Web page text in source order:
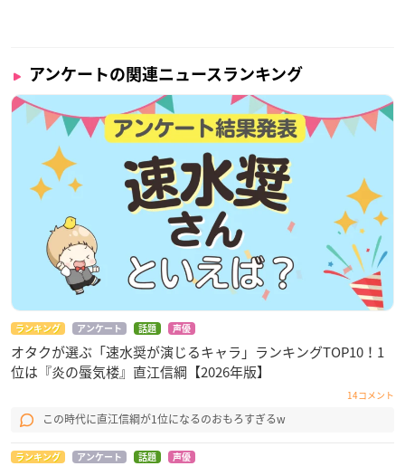
アンケートの関連ニュースランキング
ランキング アンケート 話題 声優
オタクが選ぶ「速水奨が演じるキャラ」ランキングTOP10！1
位は『炎の蜃気楼』直江信綱【2026年版】
14コメント
この時代に直江信綱が1位になるのおもろすぎるw
ランキング アンケート 話題 声優